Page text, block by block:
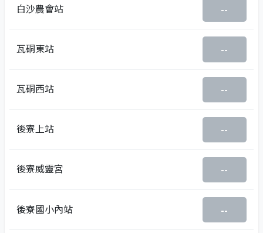
白沙農會站 --
瓦硐東站 --
瓦硐西站 --
後寮上站 --
後寮威靈宮 --
後寮國小內站 --